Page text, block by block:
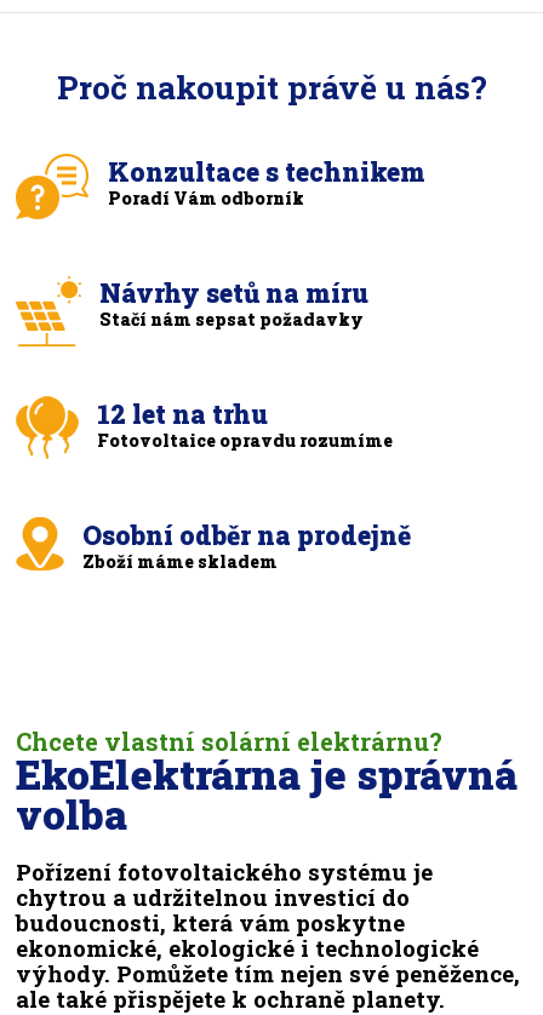
Proč nakoupit právě u nás?
Konzultace s technikem
Poradí Vám odborník
Návrhy setů na míru
Stačí nám sepsat požadavky
12 let na trhu
Fotovoltaice opravdu rozumíme
Osobní odběr na prodejně
Zboží máme skladem
Chcete vlastní solární elektrárnu?
EkoElektrárna je správná
volba
Pořízení fotovoltaického systému je
chytrou a udržitelnou investicí do
budoucnosti, která vám poskytne
ekonomické, ekologické i technologické
výhody. Pomůžete tím nejen své peněžence,
ale také přispějete k ochraně planety.